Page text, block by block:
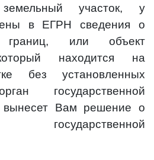
земельный участок, у
в ЕГРН сведения о
границ, или объект
находится на
без установленных
государственной
вынесет Вам решение о
государственной